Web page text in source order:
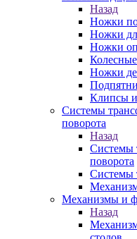
Назад
Ножки
Ножки
Ножки
Ножки
Клипсы и
Системы
поворота
Назад
Системы
поворота
Системы
Механизмы и
Назад